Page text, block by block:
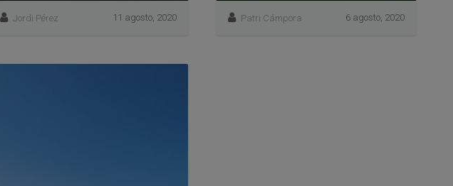
Jordi Pérez 11 agosto, 2020 Patri Cámpora 6 agosto, 2020